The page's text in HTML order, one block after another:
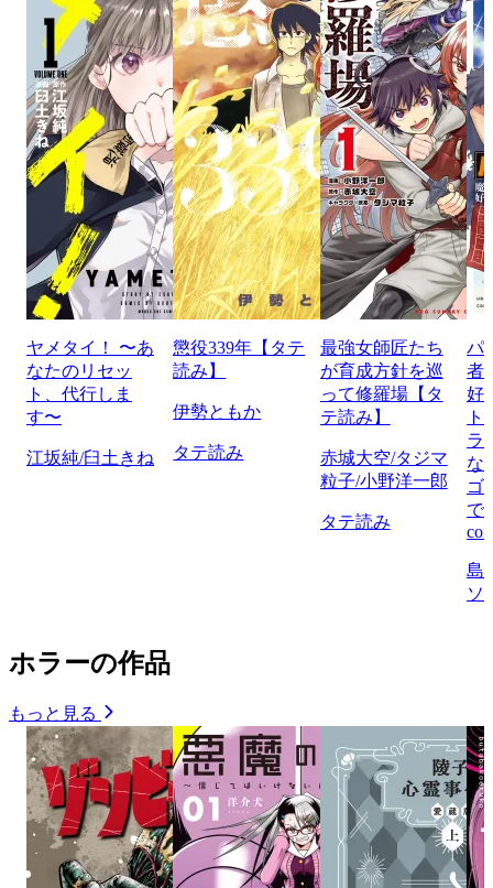
ヤメタイ！ 〜あ
なたのリセッ
ト、代行しま
す〜
江坂純/臼土きね
懲役339年【タテ
読み】
伊勢ともか
タテ読み
最強女師匠たち
が育成方針を巡
って修羅場【タ
テ読み】
赤城大空/タジマ
粒子/小野洋一郎
タテ読み
パ
者
好
ト
ラ
な
ゴ
で
島
ソ
ホラーの作品
もっと見る